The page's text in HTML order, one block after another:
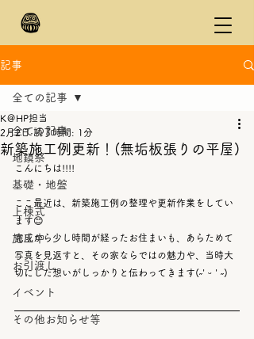
記事
全ての記事
地鎮祭
基礎・地盤
上棟式
施工中
お引渡し
イベント
その他お知らせ等
全ての記事
新築施工例更新！(無垢板張りの平屋)
K＠HP担当
2月2日 読了時間: 1分
こんにちは!!!!
ここ最近は、新築施工例の整理や更新作業をしてい
ます😊
完成から少し時間が経ったお住まいも、あらためて
写真を見返すと、その家ならではの魅力や、当時大
切にした想いがしっかりと伝わってきます(˶' ᵕ ' ˶)